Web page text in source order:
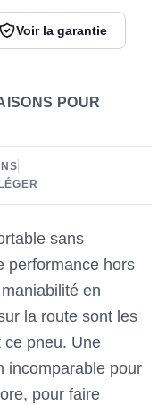
Voir la garantie
POUR
sans
performance hors
en
la route sont les
ce pneu. Une
incomparable pour
pour faire